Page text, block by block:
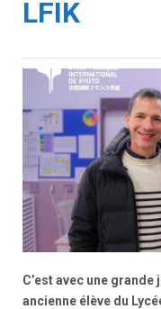
LFIK
C’est avec une
ancienne élève du